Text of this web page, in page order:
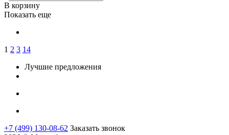
В корзину
Показать еще
1 2 3 14
Лучшие предложения
+7 (499) 130-08-62 Заказать звонок